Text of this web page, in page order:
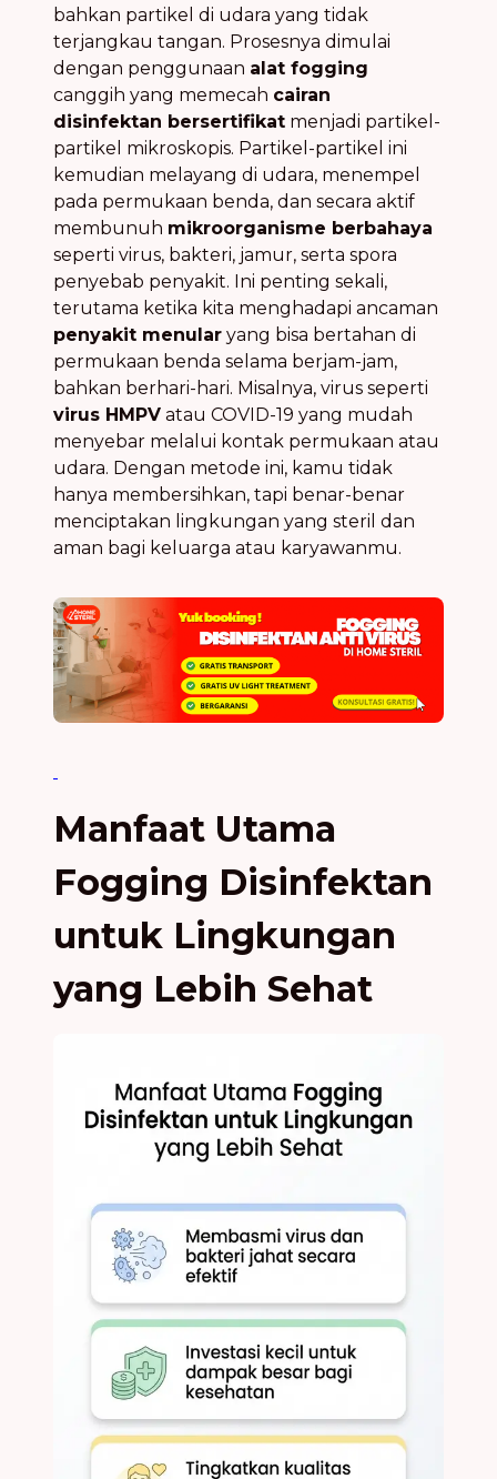
bahkan partikel di udara yang tidak
terjangkau tangan. Prosesnya dimulai
dengan penggunaan alat fogging
canggih yang memecah cairan
disinfektan bersertifikat menjadi partikel-
partikel mikroskopis. Partikel-partikel ini
kemudian melayang di udara, menempel
pada permukaan benda, dan secara aktif
membunuh mikroorganisme berbahaya
seperti virus, bakteri, jamur, serta spora
penyebab penyakit. Ini penting sekali,
terutama ketika kita menghadapi ancaman
penyakit menular yang bisa bertahan di
permukaan benda selama berjam-jam,
bahkan berhari-hari. Misalnya, virus seperti
virus HMPV atau COVID-19 yang mudah
menyebar melalui kontak permukaan atau
udara. Dengan metode ini, kamu tidak
hanya membersihkan, tapi benar-benar
menciptakan lingkungan yang steril dan
aman bagi keluarga atau karyawanmu.
Manfaat Utama
Fogging Disinfektan
untuk Lingkungan
yang Lebih Sehat